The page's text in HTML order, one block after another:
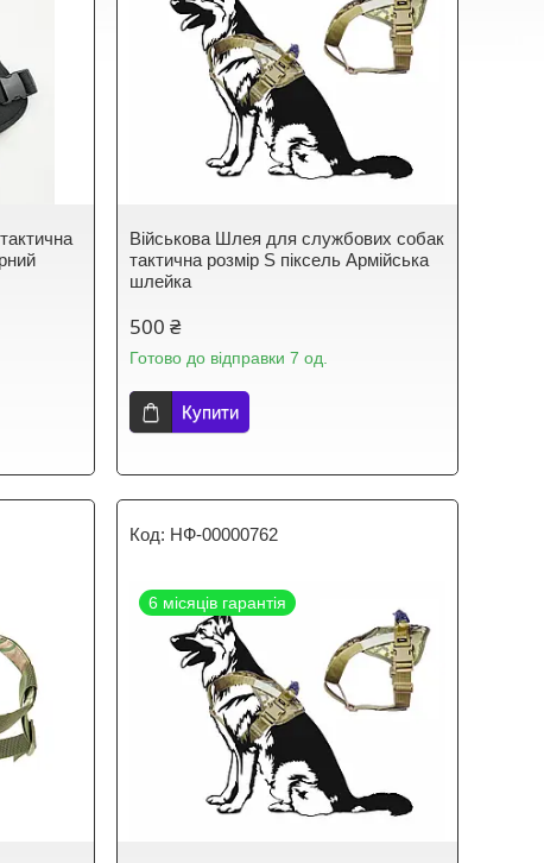
Військова Шлея для службових собак
тактична розмір S піксель Армійська
шлейка
500 ₴
Готово до відправки 7 од.
Купити
НФ-00000762
6 місяців гарантія